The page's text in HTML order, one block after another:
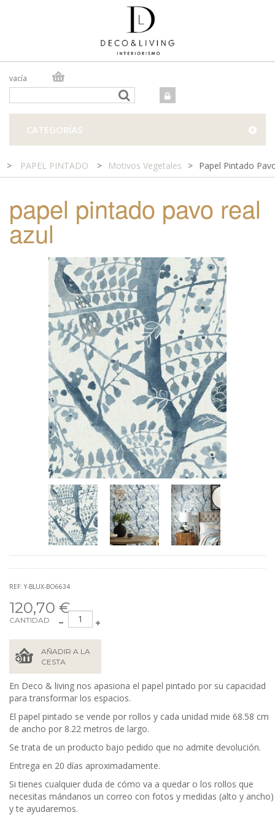
vacía
TIENDA FÍSICA
CATEGORÍAS
> PAPEL PINTADO > Motivos Vegetales > Papel Pintado
papel pintado pavo real
azul
REF: Y-BLUX-BO6634
120,70 €
CANTIDAD
AÑADIR A LA
CESTA
En Deco & living nos apasiona el papel pintado por su capacidad
para transformar los espacios.
El papel pintado se vende por rollos y cada unidad mide 68.58 cm
de ancho por 8.22 metros de largo.
Se trata de un producto bajo pedido que no admite devolución.
Entrega en 20 días aproximadamente.
Si tienes cualquier duda de cómo va a quedar o los rollos que
necesitas mándanos un correo con fotos y medidas (alto y ancho)
y te ayudaremos.